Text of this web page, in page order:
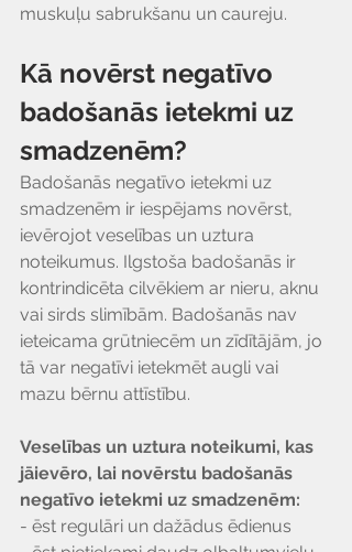
muskuļu sabrukšanu un caureju.
Kā novērst negatīvo
badošanās ietekmi uz
smadzenēm?
Badošanās negatīvo ietekmi uz
smadzenēm ir iespējams novērst,
ievērojot veselības un uztura
noteikumus. Ilgstoša badošanās ir
kontrindicēta cilvēkiem ar nieru, aknu
vai sirds slimībām. Badošanās nav
ieteicama grūtniecēm un zīdītājām, jo
tā var negatīvi ietekmēt augli vai
mazu bērnu attīstību.
Veselības un uztura noteikumi, kas
jāievēro, lai novērstu badošanās
negatīvo ietekmi uz smadzenēm:
- ēst regulāri un dažādus ēdienus